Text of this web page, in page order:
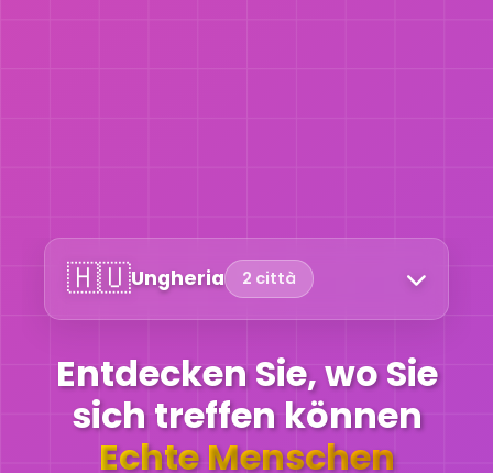
🇭🇺Ungheria 2 città
Entdecken Sie, wo Sie
sich treffen können
Echte Menschen